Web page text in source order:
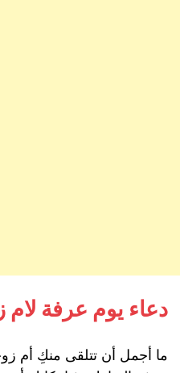
دعاء يوم عرفة
ما أجمل أن تتلقى منكِ أم